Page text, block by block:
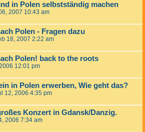
in Polen selbstständig machen
2007 10:43 am
Polen - Fragen dazu
18, 2007 2:22 am
Polen! back to the roots
12:01 pm
in Polen erwerben, Wie geht das?
12, 2006 4:35 pm
Konzert in Gdansk/Danzig.
2006 7:34 am